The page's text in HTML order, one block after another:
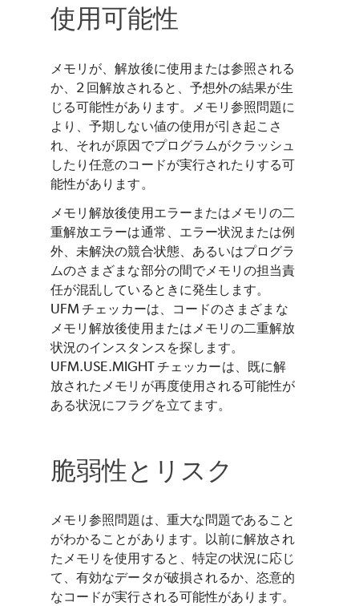
使用可能性
メモリが、解放後に使用または参照される
か、2 回解放されると、予想外の結果が生
じる可能性があります。メモリ参照問題に
より、予期しない値の使用が引き起こさ
れ、それが原因でプログラムがクラッシュ
したり任意のコードが実行されたりする可
能性があります。
メモリ解放後使用エラーまたはメモリの二
重解放エラーは通常、エラー状況または例
外、未解決の競合状態、あるいはプログラ
ムのさまざまな部分の間でメモリの担当責
任が混乱しているときに発生します。
UFM チェッカーは、コードのさまざまな
メモリ解放後使用またはメモリの二重解放
状況のインスタンスを探します。
UFM.USE.MIGHT チェッカーは、既に解
放されたメモリが再度使用される可能性が
ある状況にフラグを立てます。
脆弱性とリスク
メモリ参照問題は、重大な問題であること
がわかることがあります。以前に解放され
たメモリを使用すると、特定の状況に応じ
て、有効なデータが破損されるか、恣意的
なコードが実行される可能性があります。